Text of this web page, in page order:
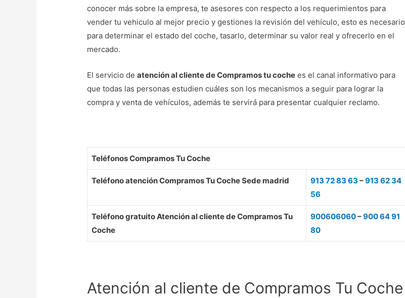
conocer más sobre la empresa, te asesores con respecto a los requerimientos para
vender tu vehiculo al mejor precio y gestiones la revisión del vehículo, esto es necesario
para determinar el estado del coche, tasarlo, determinar su valor real y ofrecerlo en el
mercado.
El servicio deatención al cliente de Compramos tu coche es el canal informativo para
que todas las personas estudien cuáles son los mecanismos a seguir para lograr la
compra y venta de vehículos, además te servirá para presentar cualquier reclamo.
Teléfonos Compramos Tu Coche
Teléfono atención Compramos Tu Coche Sede madrid 913 72 83 63 –913 62 34
56
Teléfono gratuito Atención al cliente de Compramos Tu
Coche
900606060–900 64 91
80
Atención al cliente de Compramos Tu Coche